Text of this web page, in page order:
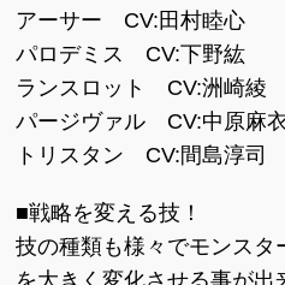
アーサー CV:田村睦心
パロデミス CV:下野紘
ランスロット CV:洲崎綾
パージヴァル CV:中原麻
トリスタン CV:間島淳司
■戦略を変える技！
技の種類も様々でモンスタ
を大きく変化させる事が出